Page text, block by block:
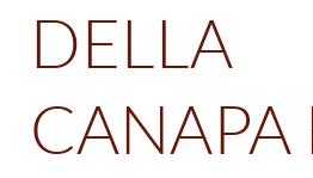
DELLA
CANAPA